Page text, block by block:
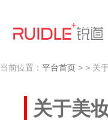
当前位置： 平台首页 > > 关
关于美